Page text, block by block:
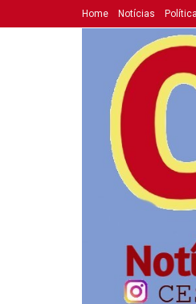
Home Notícias Política